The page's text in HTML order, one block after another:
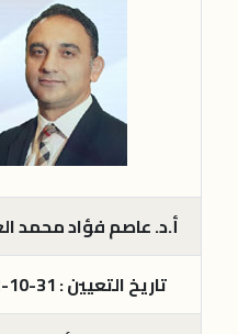
أ.د. عاصم فؤاد محمد
تاريخ التعيين : 31-10-2022م